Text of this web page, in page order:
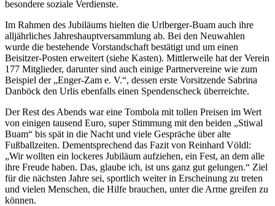
besondere soziale Verdienste.
Im Rahmen des Jubiläums hielten die Urlberger-Buam auch ihre
alljährliches Jahreshauptversammlung ab. Bei den Neuwahlen
wurde die bestehende Vorstandschaft bestätigt und um einen
Beisitzer-Posten erweitert (siehe Kasten). Mittlerweile hat der Verein
177 Mitglieder, darunter sind auch einige Partnervereine wie zum
Beispiel der „Enger-Zam e. V.“, dessen erste Vorsitzende Sabrina
Danböck den Urlis ebenfalls einen Spendenscheck überreichte.
Der Rest des Abends war eine Tombola mit tollen Preisen im Wert
von einigen tausend Euro, super Stimmung mit den beiden „Stiwal
Buam“ bis spät in die Nacht und viele Gespräche über alte
Fußballzeiten. Dementsprechend das Fazit von Reinhard Völdl:
„Wir wollten ein lockeres Jubiläum aufziehen, ein Fest, an dem alle
ihre Freude haben. Das, glaube ich, ist uns ganz gut gelungen.“ Ziel
für die nächsten Jahre sei, sportlich weiter in Erscheinung zu treten
und vielen Menschen, die Hilfe brauchen, unter die Arme greifen zu
können.